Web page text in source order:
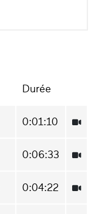
Durée
0:01:10
0:06:33
0:04:22